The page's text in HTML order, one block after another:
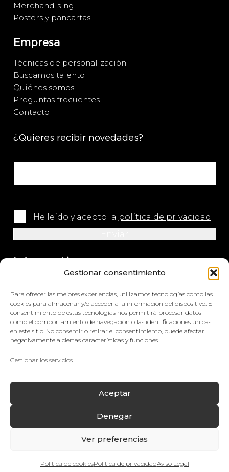
Gestionar consentimiento
Para ofrecer las mejores experiencias, utilizamos tecnologías como las
cookies para almacenar y/o acceder a la información del dispositivo. El
consentimiento de estas tecnologías nos permitirá procesar datos
como el comportamiento de navegación o las identificaciones únicas
en este sitio. No consentir o retirar el consentimiento, puede afectar
negativamente a ciertas características y funciones.
Gestionar los servicios
Aceptar
Denegar
Ver preferencias
Política de cookiesPolítica de privacidadAviso Legal
Merchandising
Posters y pancartas
Empresa
Técnicas de personalización
Buscamos talento
Quiénes somos
Preguntas frecuentes
Contacto
¿Quieres recibir novedades?
He leído y acepto la política de privacidad
Información
info@impretex.com
Síguenos en redes sociales
Política de cookies
Política de Compras y Devoluciones